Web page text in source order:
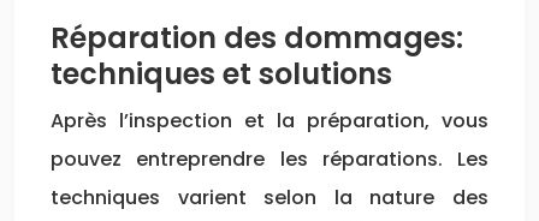
Réparation des dommages:
techniques et solutions
Après l’inspection et la préparation, vous
pouvez entreprendre les réparations. Les
techniques varient selon la nature des